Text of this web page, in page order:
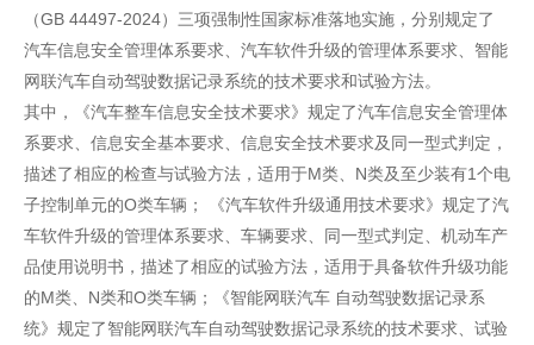
（GB 44497-2024）三项强制性国家标准落地实施，分别规定了
汽车信息安全管理体系要求、汽车软件升级的管理体系要求、智能
网联汽车自动驾驶数据记录系统的技术要求和试验方法。
其中，《汽车整车信息安全技术要求》规定了汽车信息安全管理体
系要求、信息安全基本要求、信息安全技术要求及同一型式判定，
描述了相应的检查与试验方法，适用于M类、N类及至少装有1个电
子控制单元的O类车辆； 《汽车软件升级通用技术要求》规定了汽
车软件升级的管理体系要求、车辆要求、同一型式判定、机动车产
品使用说明书，描述了相应的试验方法，适用于具备软件升级功能
的M类、N类和O类车辆；《智能网联汽车 自动驾驶数据记录系
统》规定了智能网联汽车自动驾驶数据记录系统的技术要求、试验